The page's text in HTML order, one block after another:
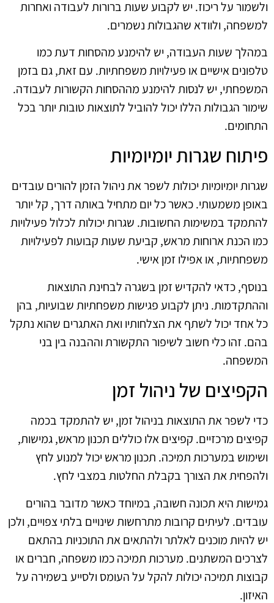
ולשמור על ריכוז. יש לקבוע שעות ברורות לעבודה ואחרות
למשפחה, ולוודא שהגבולות נשמרים.
במהלך שעות העבודה, יש להימנע מהסחות דעת כמו
טלפונים אישיים או פעילויות משפחתיות. עם זאת, גם בזמן
המשפחתי, יש לנסות להימנע מההסחות הקשורות לעבודה.
שימור הגבולות הללו יכול להוביל לתוצאות טובות יותר בכל
התחומים.
פיתוח שגרות יומיומיות
שגרות יומיומיות יכולות לשפר את ניהול הזמן להורים עובדים
באופן משמעותי. כאשר כל יום מתחיל באותה דרך, קל יותר
להתמקד במשימות החשובות. שגרות יכולות לכלול פעילויות
כמו הכנת ארוחות מראש, קביעת שעות קבועות לפעילויות
משפחתיות, או אפילו זמן אישי.
בנוסף, כדאי להקדיש זמן בשגרה לבחינת התוצאות
וההתקדמות. ניתן לקבוע פגישות משפחתיות שבועיות, בהן
כל אחד יכול לשתף את הצלחותיו ואת האתגרים שהוא נתקל
בהם. זהו כלי חשוב לשיפור התקשורת וההבנה בין בני
המשפחה.
הקפיצים של ניהול זמן
כדי לשפר את התוצאות בניהול זמן, יש להתמקד בכמה
קפיצים מרכזיים. קפיצים אלו כוללים תכנון מראש, גמישות,
ושימוש במערכות תמיכה. תכנון מראש יכול למנוע לחץ
ולהפחית את הצורך בקבלת החלטות במצבי לחץ.
גמישות היא תכונה חשובה, במיוחד כאשר מדובר בהורים
עובדים. לעיתים קרובות מתרחשות שינויים בלתי צפויים, ולכן
יש להיות מוכנים לאלתר ולהתאים את התוכניות בהתאם
לצרכים המשתנים. מערכות תמיכה כמו משפחה, חברים או
קבוצות תמיכה יכולות להקל על העומס ולסייע בשמירה על
האיזון.